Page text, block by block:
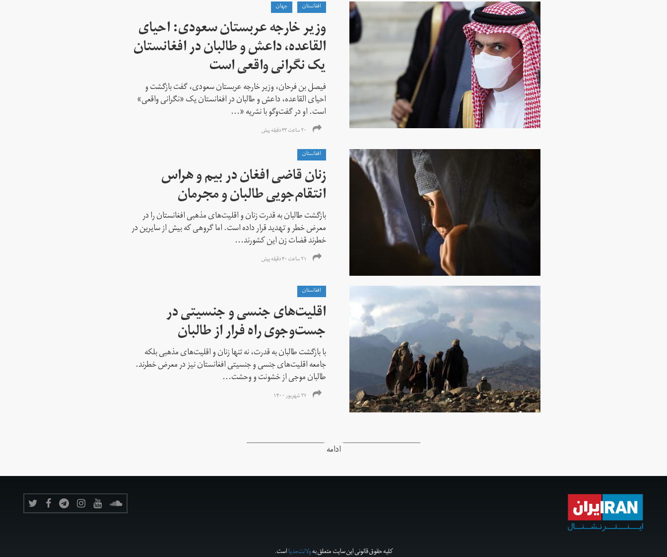
افغانستان جهان
وزیر خارجه عربستان سعودی: احیای
القاعده،‌ داعش و طالبان در افغانستان
یک نگرانی واقعی است
فیصل بن فرحان، ‌وزیر خارجه عربستان سعودی، گفت بازگشت و
احیای القاعده،‌ داعش و طالبان در افغانستان یک «نگرانی واقعی»
است. او در گفت‌وگو با نشریه «...
۲۰ ساعت ۴۳ دقیقه پیش
افغانستان
زنان قاضی افغان در بیم و هراس
انتقام‌جویی طالبان و مجرمان
بازگشت طالبان به قدرت زنان و اقلیت‌های مذهبی افغانستان را در
معرض خطر و تهدید قرار داده است. اما گروهی که بیش از سایرین در
خطرند قضات زن این کشورند...
۲۱ ساعت ۴۰ دقیقه پیش
افغانستان
اقلیت‌های جنسی و جنسیتی در
جست‌و‌جوی راه فرار از طالبان
با بازگشت طالبان به قدرت، نه تنها زنان و اقلیت‌های مذهبی بلکه
جامعه اقلیت‌های جنسی و جنسیتی افغانستان نیز در معرض خطرند.
طالبان موجی از خشونت و وحشت...
۲۷ شهریور ۱۴۰۰
ادامه
کلیه حقوق قانونی این سایت متعلق بهولانت‌مدیااست.